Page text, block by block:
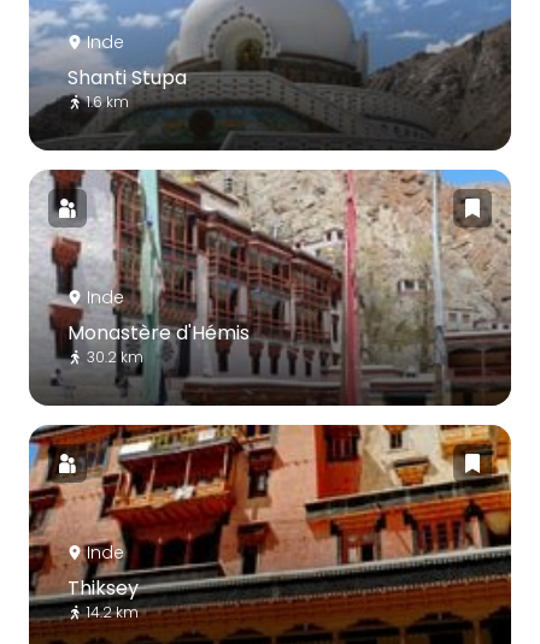
Inde
Shanti Stupa
1.6 km
Inde
Monastère d'Hémis
30.2 km
Inde
Thiksey
14.2 km